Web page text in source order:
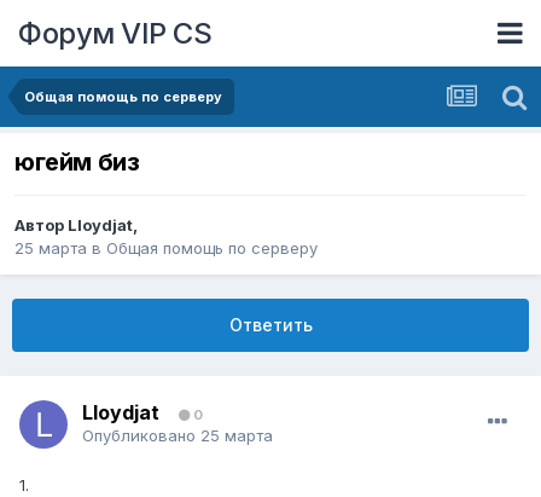
Форум VIP CS
Общая помощь по серверу
югейм биз
Автор Lloydjat,
25 марта в Общая помощь по серверу
Ответить
Lloydjat 0
Опубликовано 25 марта
1.